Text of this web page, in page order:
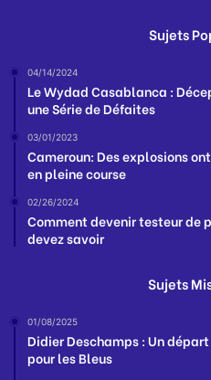
Sujets
04/14/2024
Le Wydad Casablanca :
une Série de Défaites
03/01/2023
Cameroun: Des explosions
en pleine course
02/26/2024
Comment devenir testeur de
devez savoir
Sujets
01/08/2025
Didier Deschamps : Un
pour les Bleus